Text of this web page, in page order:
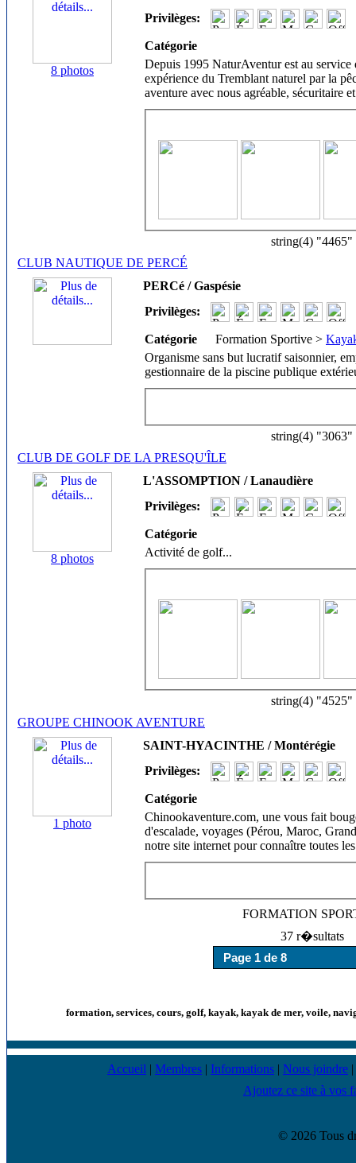
8 photos
Privilèges:
Catégorie
Depuis 1995 NaturAventur est au
expérience du Tremblant naturel par la
aventure avec nous agréable, sécuritaire
string(4) "4465"
CLUB NAUTIQUE DE PERCÉ
PERCé / Gaspésie
Privilèges:
Catégorie Formation Sportive >
Organisme sans but lucratif saisonnier,
gestionnaire de la piscine publique
string(4) "3063"
CLUB DE GOLF DE LA PRESQU'ÎLE
8 photos
L'ASSOMPTION / Lanaudière
Privilèges:
Catégorie
Activité de golf...
string(4) "4525"
GROUPE CHINOOK AVENTURE
1 photo
SAINT-HYACINTHE / Montérégie
Privilèges:
Catégorie
Chinookaventure.com, une vous fait
d'escalade, voyages (Pérou, Maroc,
notre site internet pour connaître toutes
FORMATION
37 r�sultats
formation, services, cours, golf, kayak, kayak de mer, voile,
Accueil | Membres | Informations | Nous joindre |
Ajoutez ce site à vos
© 2026 Tous